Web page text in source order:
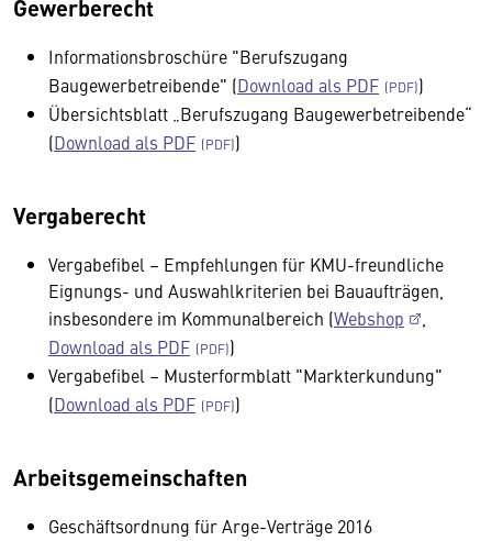
Gewerberecht
Informationsbroschüre "Berufszugang
Baugewerbetreibende" (Download als PDF
)
Übersichtsblatt „Berufszugang Baugewerbetreibende“
(Download als PDF )
Vergaberecht
Vergabefibel – Empfehlungen für KMU-freundliche
Eignungs- und Auswahlkriterien bei Bauaufträgen,
insbesondere im Kommunalbereich (Webshop
Download als PDF
)
Vergabefibel – Musterformblatt "Markterkundung"
(Download als PDF )
Arbeitsgemeinschaften
Geschäftsordnung für Arge-Verträge 2016